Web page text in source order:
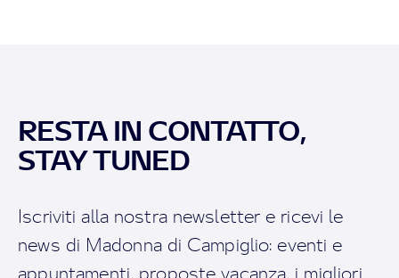
RESTA IN CONTATTO,
STAY TUNED
Iscriviti alla nostra newsletter e ricevi le
news di Madonna di Campiglio: eventi e
appuntamenti, proposte vacanza, i migliori